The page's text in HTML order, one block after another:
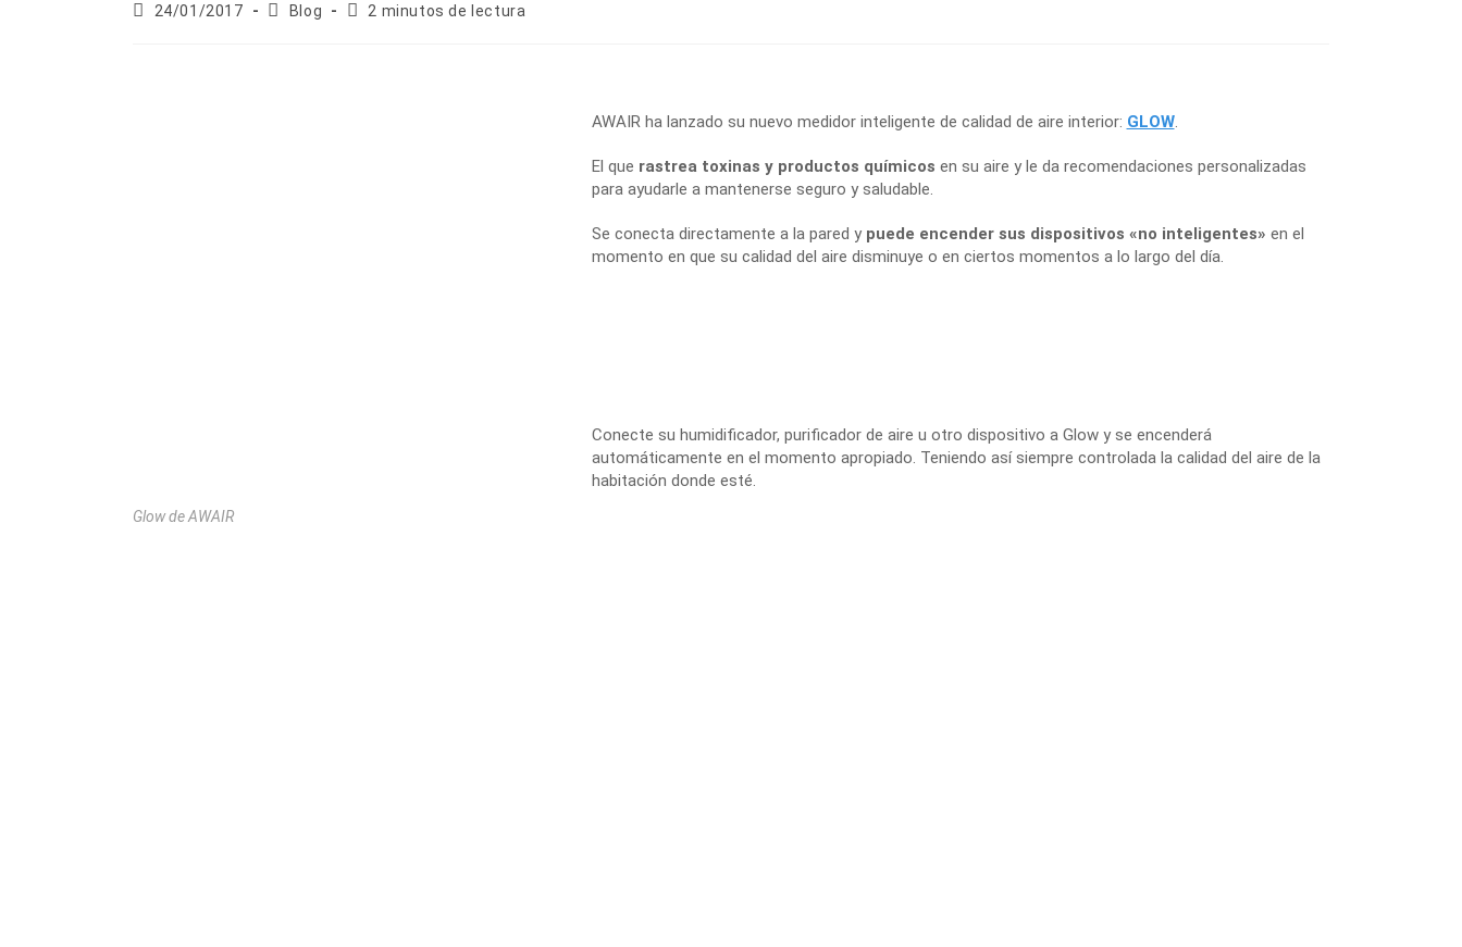
24/01/2017 Blog 2 minutos de lectura
Glow de AWAIR
AWAIR ha lanzado su nuevo medidor inteligente de calidad de aire interior: GLOW.
El que rastrea toxinas y productos químicos en su aire y le da recomendaciones personalizadas
para ayudarle a mantenerse seguro y saludable.
Se conecta directamente a la pared y puede encender sus dispositivos «no inteligentes» en el
momento en que su calidad del aire disminuye o en ciertos momentos a lo largo del día.
Conecte su humidificador, purificador de aire u otro dispositivo a Glow y se encenderá
automáticamente en el momento apropiado. Teniendo así siempre controlada la calidad del aire de la
habitación donde esté.